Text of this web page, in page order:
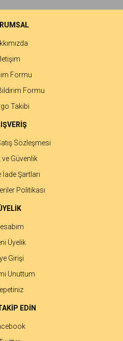
pahalı.
Gönder
Formu
Formu
Takibi
Sözleşmesi
ve Güvenlik
İade Şartları
Politikası
Üyelik
Girişi
Unuttum
EDİN